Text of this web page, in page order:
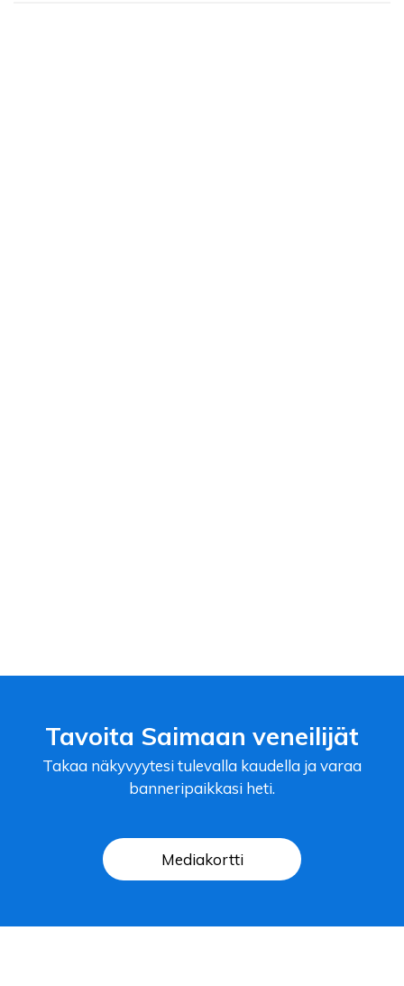
Tavoita Saimaan veneilijät
Takaa näkyvyytesi tulevalla kaudella ja varaa
banneripaikkasi heti.
Mediakortti